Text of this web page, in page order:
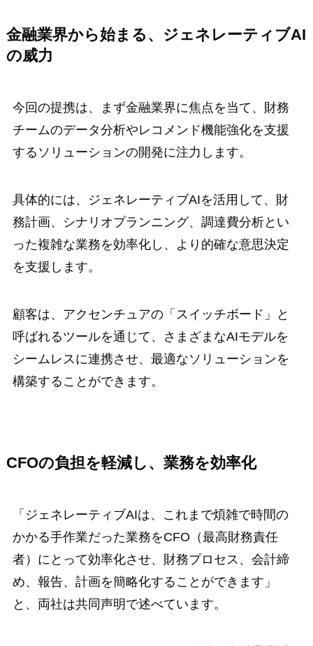
金融業界から始まる、ジェネレーティブAI
の威力
今回の提携は、まず金融業界に焦点を当て、財務
チームのデータ分析やレコメンド機能強化を支援
するソリューションの開発に注力します。
具体的には、ジェネレーティブAIを活用して、財
務計画、シナリオプランニング、調達費分析とい
った複雑な業務を効率化し、より的確な意思決定
を支援します。
顧客は、アクセンチュアの「スイッチボード」と
呼ばれるツールを通じて、さまざまなAIモデルを
シームレスに連携させ、最適なソリューションを
構築することができます。
CFOの負担を軽減し、業務を効率化
「ジェネレーティブAIは、これまで煩雑で時間の
かかる手作業だった業務をCFO（最高財務責任
者）にとって効率化させ、財務プロセス、会計締
め、報告、計画を簡略化することができます」
と、両社は共同声明で述べています。